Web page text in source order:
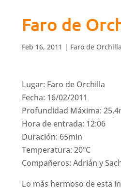
Faro de
Feb 16, 2011 | Faro de Orchilla
Lugar: Faro de Orchilla
Fecha: 16/02/2011
Profundidad Máxima:
Hora de entrada: 12:06
Duración: 65min
Temperatura: 20ºC
Compañeros: Adrián y
Lo más hermoso de esta